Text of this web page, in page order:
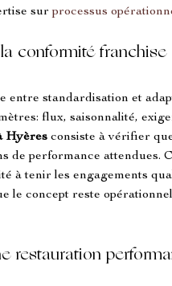
sur processus
conformité franchise
entre standardisation et
flux, saisonnalité,
Hyères consiste à vérifier
de performance attendues.
à tenir les engagements
le concept reste
restauration